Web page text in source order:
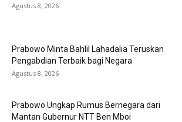
Agustus 8, 2026
Prabowo Minta Bahlil Lahadalia Teruskan
Pengabdian Terbaik bagi Negara
Agustus 8, 2026
Prabowo Ungkap Rumus Bernegara dari
Mantan Gubernur NTT Ben Mboi